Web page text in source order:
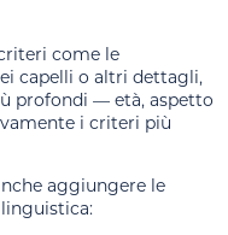
come le
capelli o altri dettagli,
profondi — età, aspetto
i criteri più
aggiungere le